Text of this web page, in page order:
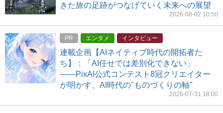
きた旅の足跡がつなげていく未来への展望
2026-08-02 10:50
PR エンタメ インタビュー
連載企画【AIネイティブ時代の開拓者た
ち】：「AI任せでは差別化できない」
――PixAI公式コンテスト8冠クリエイター
が明かす、AI時代の"ものづくりの軸"
2026-07-31 18:00